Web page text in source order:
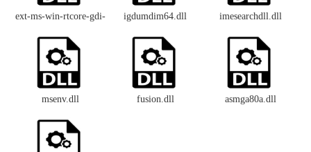
ext-ms-win-rtcore-gdi-
igdumdim64.dll imesearchdll.dll
msenv.dll fusion.dll asmga80a.dll